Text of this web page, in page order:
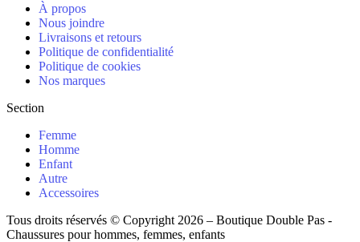
À propos
Nous joindre
Livraisons et retours
Politique de confidentialité
Politique de cookies
Nos marques
Section
Femme
Homme
Enfant
Autre
Accessoires
Tous droits réservés © Copyright 2026 – Boutique Double Pas -
Chaussures pour hommes, femmes, enfants